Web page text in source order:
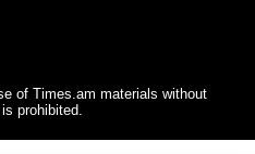
of Times.am materials without
prohibited.